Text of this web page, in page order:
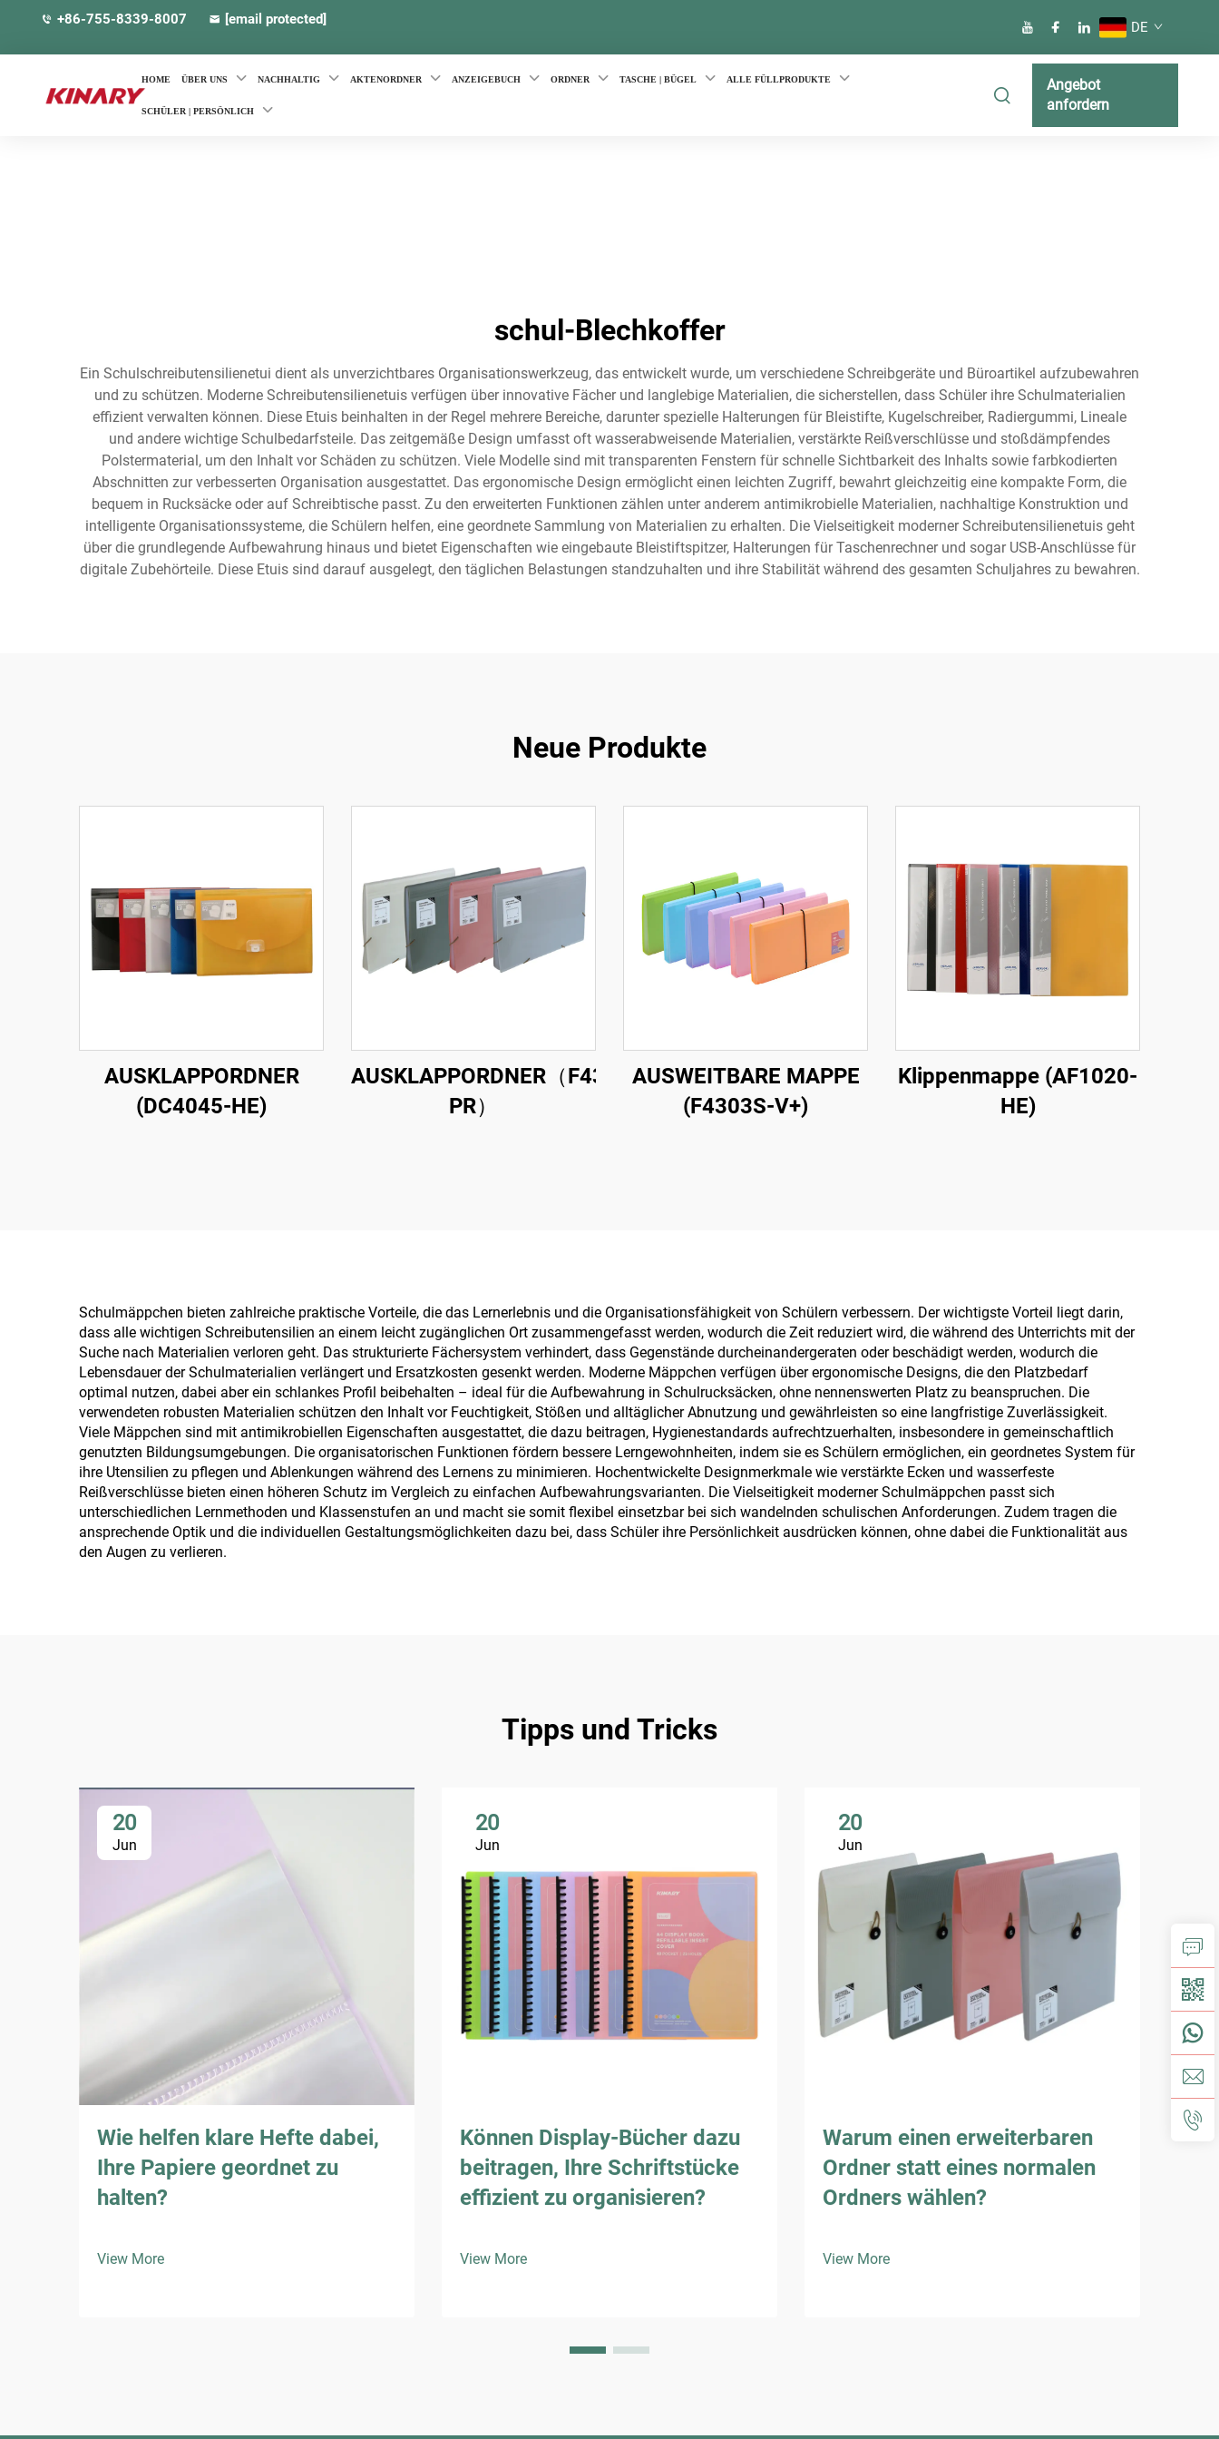
+86-755-8339-8007 [email protected] DE
HOME ÜBER UNS NACHHALTIG AKTENORDNER ANZEIGEBUCH ORDNER TASCHE | BÜGEL ALLE FÜLLPRODUKTE
SCHÜLER | PERSÖNLICH
Angebot
anfordern
schul-Blechkoffer
Ein Schulschreibutensilienetui dient als unverzichtbares Organisationswerkzeug, das entwickelt wurde, um verschiedene Schreibgeräte und Büroartikel aufzubewahren
und zu schützen. Moderne Schreibutensilienetuis verfügen über innovative Fächer und langlebige Materialien, die sicherstellen, dass Schüler ihre Schulmaterialien
effizient verwalten können. Diese Etuis beinhalten in der Regel mehrere Bereiche, darunter spezielle Halterungen für Bleistifte, Kugelschreiber, Radiergummi, Lineale
und andere wichtige Schulbedarfsteile. Das zeitgemäße Design umfasst oft wasserabweisende Materialien, verstärkte Reißverschlüsse und stoßdämpfendes
Polstermaterial, um den Inhalt vor Schäden zu schützen. Viele Modelle sind mit transparenten Fenstern für schnelle Sichtbarkeit des Inhalts sowie farbkodierten
Abschnitten zur verbesserten Organisation ausgestattet. Das ergonomische Design ermöglicht einen leichten Zugriff, bewahrt gleichzeitig eine kompakte Form, die
bequem in Rucksäcke oder auf Schreibtische passt. Zu den erweiterten Funktionen zählen unter anderem antimikrobielle Materialien, nachhaltige Konstruktion und
intelligente Organisationssysteme, die Schülern helfen, eine geordnete Sammlung von Materialien zu erhalten. Die Vielseitigkeit moderner Schreibutensilienetuis geht
über die grundlegende Aufbewahrung hinaus und bietet Eigenschaften wie eingebaute Bleistiftspitzer, Halterungen für Taschenrechner und sogar USB-Anschlüsse für
digitale Zubehörteile. Diese Etuis sind darauf ausgelegt, den täglichen Belastungen standzuhalten und ihre Stabilität während des gesamten Schuljahres zu bewahren.
Neue Produkte
AUSKLAPPORDNER
(DC4045-HE)
AUSKLAPPORDNER（F4302-
PR）
AUSWEITBARE MAPPE
(F4303S-V+)
Klippenmappe (AF1020-
HE)
Schulmäppchen bieten zahlreiche praktische Vorteile, die das Lernerlebnis und die Organisationsfähigkeit von Schülern verbessern. Der wichtigste Vorteil liegt darin,
dass alle wichtigen Schreibutensilien an einem leicht zugänglichen Ort zusammengefasst werden, wodurch die Zeit reduziert wird, die während des Unterrichts mit der
Suche nach Materialien verloren geht. Das strukturierte Fächersystem verhindert, dass Gegenstände durcheinandergeraten oder beschädigt werden, wodurch die
Lebensdauer der Schulmaterialien verlängert und Ersatzkosten gesenkt werden. Moderne Mäppchen verfügen über ergonomische Designs, die den Platzbedarf
optimal nutzen, dabei aber ein schlankes Profil beibehalten – ideal für die Aufbewahrung in Schulrucksäcken, ohne nennenswerten Platz zu beanspruchen. Die
verwendeten robusten Materialien schützen den Inhalt vor Feuchtigkeit, Stößen und alltäglicher Abnutzung und gewährleisten so eine langfristige Zuverlässigkeit.
Viele Mäppchen sind mit antimikrobiellen Eigenschaften ausgestattet, die dazu beitragen, Hygienestandards aufrechtzuerhalten, insbesondere in gemeinschaftlich
genutzten Bildungsumgebungen. Die organisatorischen Funktionen fördern bessere Lerngewohnheiten, indem sie es Schülern ermöglichen, ein geordnetes System für
ihre Utensilien zu pflegen und Ablenkungen während des Lernens zu minimieren. Hochentwickelte Designmerkmale wie verstärkte Ecken und wasserfeste
Reißverschlüsse bieten einen höheren Schutz im Vergleich zu einfachen Aufbewahrungsvarianten. Die Vielseitigkeit moderner Schulmäppchen passt sich
unterschiedlichen Lernmethoden und Klassenstufen an und macht sie somit flexibel einsetzbar bei sich wandelnden schulischen Anforderungen. Zudem tragen die
ansprechende Optik und die individuellen Gestaltungsmöglichkeiten dazu bei, dass Schüler ihre Persönlichkeit ausdrücken können, ohne dabei die Funktionalität aus
den Augen zu verlieren.
Tipps und Tricks
20
Jun
Wie helfen klare Hefte dabei,
Ihre Papiere geordnet zu
halten?
View More
20
Jun
Können Display-Bücher dazu
beitragen, Ihre Schriftstücke
effizient zu organisieren?
View More
20
Jun
Warum einen erweiterbaren
Ordner statt eines normalen
Ordners wählen?
View More